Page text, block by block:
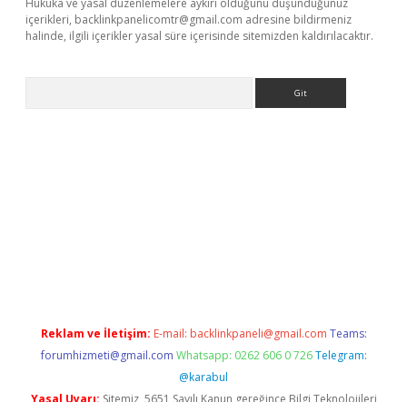
Hukuka ve yasal düzenlemelere aykırı olduğunu düşündüğünüz
içerikleri, backlinkpanelicomtr@gmail.com adresine bildirmeniz
halinde, ilgili içerikler yasal süre içerisinde sitemizden kaldırılacaktır.
Reklam ve İletişim: E-mail: backlinkpaneli@gmail.com Teams:
forumhizmeti@gmail.com Whatsapp: 0262 606 0 726 Telegram:
@karabul
Yasal Uyarı: Sitemiz, 5651 Sayılı Kanun gereğince Bilgi Teknolojileri